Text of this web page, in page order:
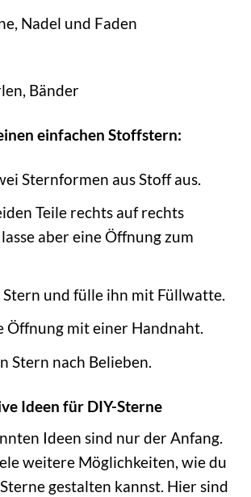
Nadel und Faden
Bänder
einfachen Stoffstern:
Sternformen aus Stoff aus.
Teile rechts auf rechts
aber eine Öffnung zum
und fülle ihn mit Füllwatte.
Öffnung mit einer Handnaht.
Stern nach Belieben.
Ideen für DIY-Sterne
Ideen sind nur der Anfang.
weitere Möglichkeiten, wie du
gestalten kannst. Hier sind